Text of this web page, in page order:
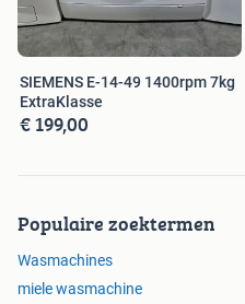
SIEMENS E-14-49 1400rpm 7kg
ExtraKlasse
€ 199,00
Populaire zoektermen
Wasmachines
miele wasmachine